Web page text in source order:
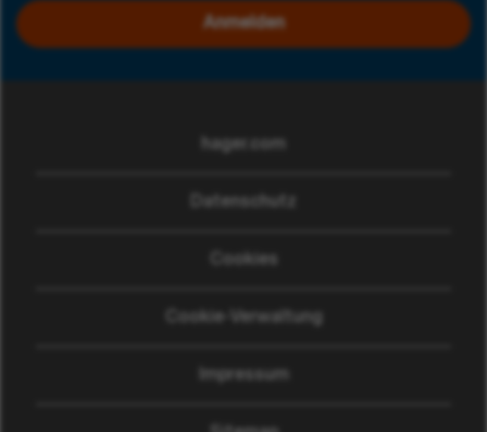
Anmelden
hager.com
Datenschutz
Cookies
Cookie-Verwaltung
Impressum